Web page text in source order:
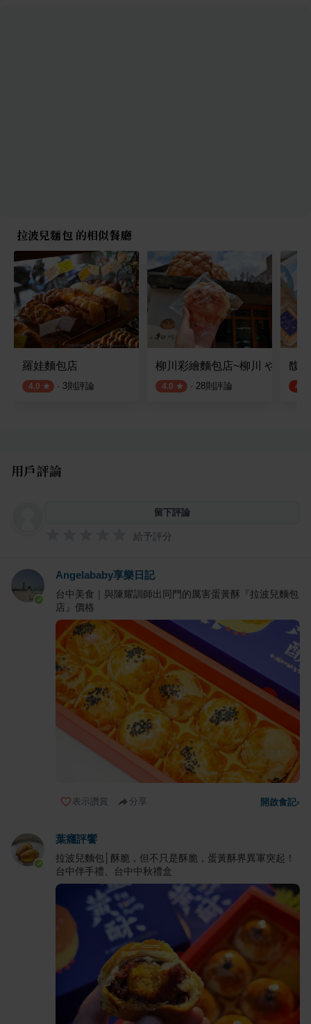
拉波兒麵包 的相似餐廳
羅娃麵包店
4.0 · 3則評論
柳川彩繪麵包店~柳川 や
4.0 · 28則評論
馥
4.7
用戶評論
留下評論
給予評分
Angelababy享樂日記
台中美食｜與陳耀訓師出同門的厲害蛋黃酥『拉波兒麵包
店』價格
表示讚賞 分享 開啟食記›
葉癮評饗
拉波兒麵包│酥脆，但不只是酥脆，蛋黃酥界異軍突起！
台中伴手禮、台中中秋禮盒